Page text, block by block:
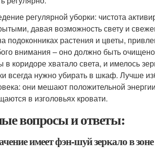
регулярной уборки: чистота
давая возможность свету и
подоконниках растения и цветы,
внимания – оно должно быть
в коридоре хватало света, и имелось
всегда нужно убирать в шкаф. Лучше
они мешают положительной
в изголовьях кровати.
вопросы и ответы:
имеет фэн-шуй зеркало в зоне